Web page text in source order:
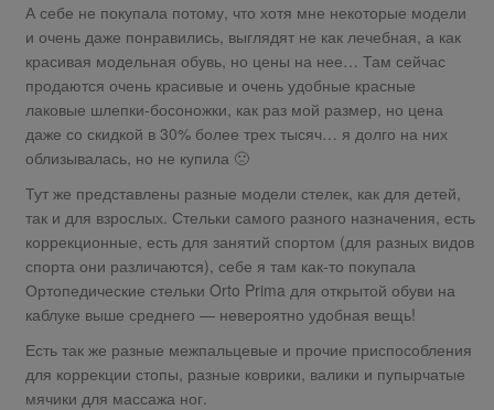
А себе не покупала потому, что хотя мне некоторые модели
и очень даже понравились, выглядят не как лечебная, а как
красивая модельная обувь, но цены на нее… Там сейчас
продаются очень красивые и очень удобные красные
лаковые шлепки-босоножки, как раз мой размер, но цена
даже со скидкой в 30% более трех тысяч… я долго на них
облизывалась, но не купила 🙁
Тут же представлены разные модели стелек, как для детей,
так и для взрослых. Стельки самого разного назначения, есть
коррекционные, есть для занятий спортом (для разных видов
спорта они различаются), себе я там как-то покупала
Ортопедические стельки Orto Prima для открытой обуви на
каблуке выше среднего — невероятно удобная вещь!
Есть так же разные межпальцевые и прочие приспособления
для коррекции стопы, разные коврики, валики и пупырчатые
мячики для массажа ног.